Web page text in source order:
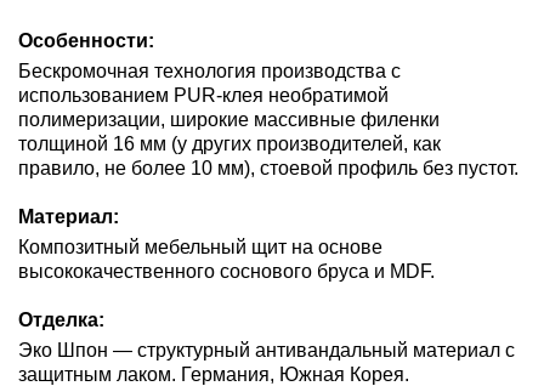
Особенности:
Бескромочная технология производства с
использованием PUR-клея необратимой
полимеризации, широкие массивные филенки
толщиной 16 мм (у других производителей, как
правило, не более 10 мм), стоевой профиль без пустот.
Материал:
Композитный мебельный щит на основе
высококачественного соснового бруса и MDF.
Отделка:
Эко Шпон — структурный антивандальный материал с
защитным лаком. Германия, Южная Корея.